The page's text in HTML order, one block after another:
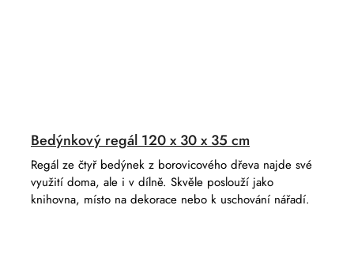
Bedýnkový regál 120 x 30 x 35 cm
Regál ze čtyř bedýnek z borovicového dřeva najde své
využití doma, ale i v dílně. Skvěle poslouží jako
knihovna, místo na dekorace nebo k uschování nářadí.